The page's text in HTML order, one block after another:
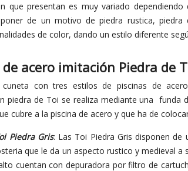
que presentan es muy variado
de un motivo de piedra rustica,
de color, dando un estilo diferente
de acero imitación Piedra de
cuneta con tres estilos de piscinas de
piedra de Toi se realiza mediante una funda
cubre a la piscina de acero y que ha de
Piedra Gris: Las Toi Piedra Gris disponen
que le da un aspecto rustico y medieval a
cuentan con depuradora por filtro de